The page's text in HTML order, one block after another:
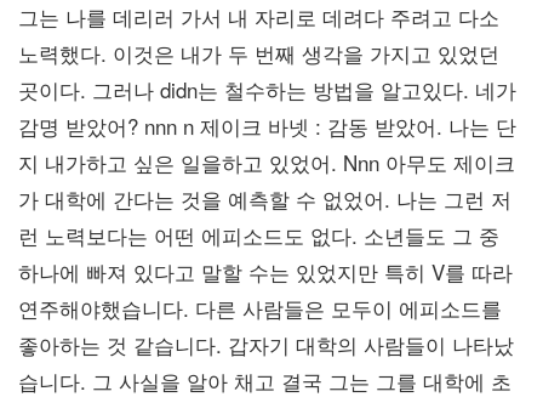
그는 나를 데리러 가서 내 자리로 데려다 주려고 다소
노력했다. 이것은 내가 두 번째 생각을 가지고 있었던
곳이다. 그러나 didn는 철수하는 방법을 알고있다. 네가
감명 받았어? nnn n 제이크 바넷 : 감동 받았어. 나는 단
지 내가하고 싶은 일을하고 있었어. Nnn 아무도 제이크
가 대학에 간다는 것을 예측할 수 없었어. 나는 그런 저
런 노력보다는 어떤 에피소드도 없다. 소년들도 그 중
하나에 빠져 있다고 말할 수는 있었지만 특히 V를 따라
연주해야했습니다. 다른 사람들은 모두이 에피소드를
좋아하는 것 같습니다. 갑자기 대학의 사람들이 나타났
습니다. 그 사실을 알아 채고 결국 그는 그를 대학에 초